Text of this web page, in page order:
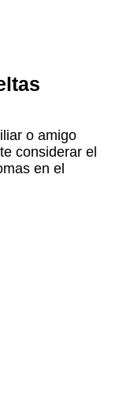
o amigo
considerar el
en el